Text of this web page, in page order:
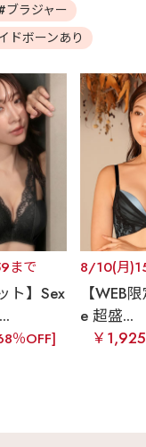
ブラジャー
ドボーンあり
まで
ト】Sex
％OFF]
8/10(月
【WEB
e 超盛...
￥